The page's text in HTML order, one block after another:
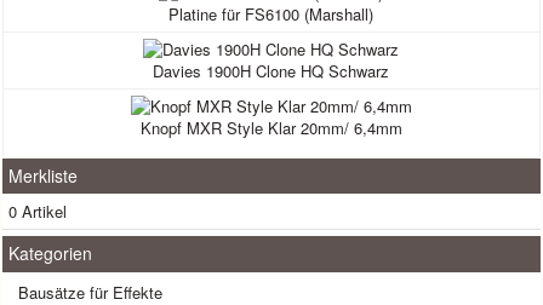
Platine für FS6100 (Marshall)
Davies 1900H Clone HQ Schwarz
Knopf MXR Style Klar 20mm/ 6,4mm
Merkliste
0 Artikel
Kategorien
Bausätze für Effekte